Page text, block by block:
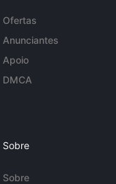
Ofertas
Anunciantes
Apoio
DMCA
Sobre
Sobre